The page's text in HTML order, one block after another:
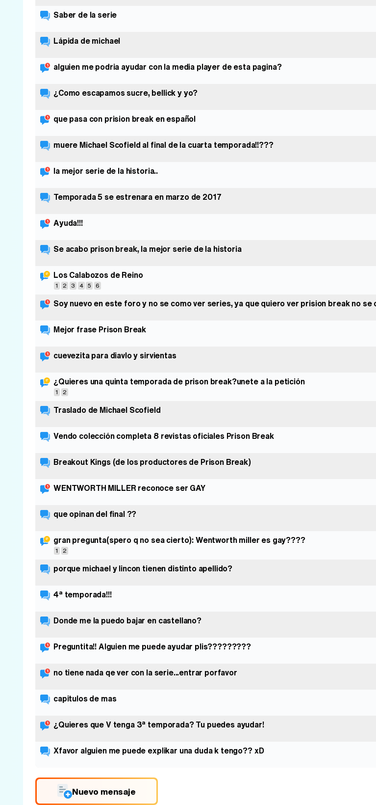
Saber de la serie
Lápida de michael
alguien me podria ayudar con la media player de esta pagina?
¿Como escapamos sucre, bellick y yo?
que pasa con prision break en español
muere Michael Scofield al final de la cuarta temporada!!???
la mejor serie de la historia..
Temporada 5 se estrenara en marzo de 2017
Ayuda!!!
Se acabo prison break, la mejor serie de la historia
Los Calabozos de Reino
1 2 3 4 5 6
Soy nuevo en este foro y no se como ver series, ya que quiero ver prision break no se
Mejor frase Prison Break
cuevezita para diavlo y sirvientas
¿Quieres una quinta temporada de prison break?unete a la petición
1 2
Traslado de Michael Scofield
Vendo colección completa 8 revistas oficiales Prison Break
Breakout Kings (de los productores de Prison Break)
WENTWORTH MILLER reconoce ser GAY
que opinan del final ??
gran pregunta(spero q no sea cierto): Wentworth miller es gay????
1 2
porque michael y lincon tienen distinto apellido?
4ª temporada!!!
Donde me la puedo bajar en castellano?
Preguntita!! Alguien me puede ayudar plis?????????
no tiene nada qe ver con la serie...entrar porfavor
capitulos de mas
¿Quieres que V tenga 3ª temporada? Tu puedes ayudar!
Xfavor alguien me puede explikar una duda k tengo?? xD
Nuevo mensaje